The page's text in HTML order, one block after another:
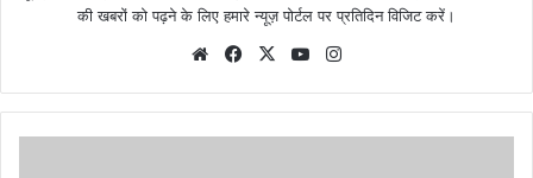
की खबरों को पढ़ने के लिए हमारे न्यूज़ पोर्टल पर प्रतिदिन विजिट करें।
WebsiteFacebook
X YouTube